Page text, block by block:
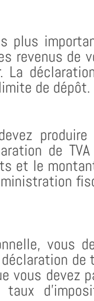
plus
revenus de
La
de dépôt.
produire
de
et le
vous
de
vous devez